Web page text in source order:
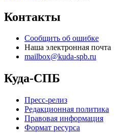
Контакты
Сообщить об ошибке
Наша электронная почта
mailbox@kuda-spb.ru
Куда-СПБ
Пресс-релиз
Редакционная политика
Правовая информация
Формат ресурса